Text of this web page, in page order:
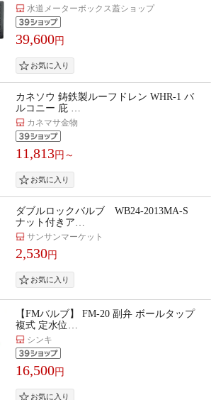
水道メーターボックス蓋ショップ
39,600円
カネソウ 鋳鉄製ルーフドレン WHR-1 バ
ルコニー 庇 …
カネマサ金物
11,813円～
ダブルロックバルブ WB24-2013MA-S
ナット付きア…
サンサンマーケット
2,530円
【FMバルブ】 FM-20 副弁 ボールタップ
複式 定水位…
シンキ
16,500円